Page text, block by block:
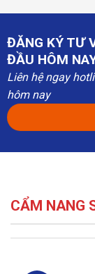
ĐĂNG KÝ TƯ
ĐẦU HÔM
Liên hệ ngay
hôm nay
CẨM NANG